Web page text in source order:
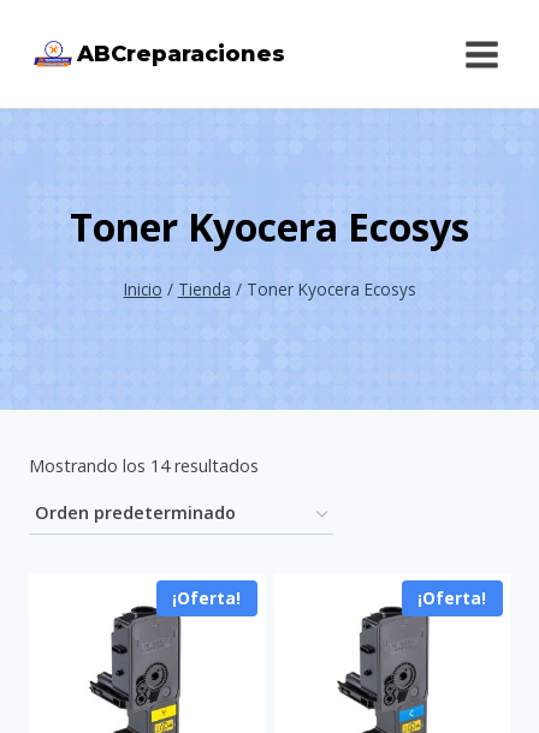
ABCreparaciones
Toner Kyocera Ecosys
Inicio / Tienda / Toner Kyocera Ecosys
Mostrando los 14 resultados
¡Oferta! ¡Oferta!